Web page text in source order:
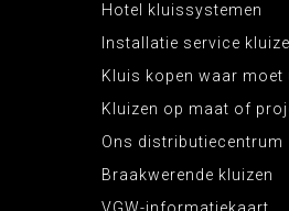
Hotel kluissystemen
Installatie service
Kluis kopen waar moet
Kluizen op maat of
Ons distributiecentrum
Braakwerende kluizen